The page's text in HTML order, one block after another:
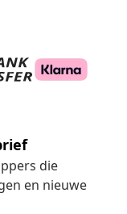
die
en nieuwe